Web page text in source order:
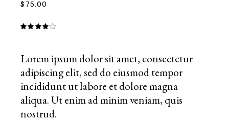
$ 75.00
Lorem ipsum dolor sit amet, consectetur
adipiscing elit, sed do eiusmod tempor
incididunt ut labore et dolore magna
aliqua. Ut enim ad minim veniam, quis
nostrud.